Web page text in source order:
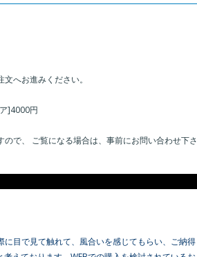
へお進みください。
]4000円
で、 ご覧になる場合は、事前にお問い合わせ下さ
目で見て触れて、風合いを感じてもらい、ご納得